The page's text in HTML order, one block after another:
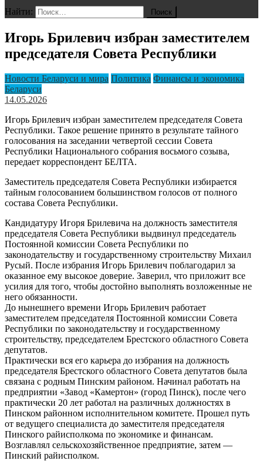
Найти:
Игорь Брилевич избран заместителем
председателя Совета Республики
Новости Беларуси и мира Политика Финансы и экономика
Беларуси
14.05.2026
Игорь Брилевич избран заместителем председателя Совета
Республики. Такое решение принято в результате тайного
голосования на заседании четвертой сессии Совета
Республики Национального собрания восьмого созыва,
передает корреспондент БЕЛТА.
Заместитель председателя Совета Республики избирается
тайным голосованием большинством голосов от полного
состава Совета Республики.
Кандидатуру Игоря Брилевича на должность заместителя
председателя Совета Республики выдвинул председатель
Постоянной комиссии Совета Республики по
законодательству и государственному строительству Михаил
Русый. После избрания Игорь Брилевич поблагодарил за
оказанное ему высокое доверие. Заверил, что приложит все
усилия для того, чтобы достойно выполнять возложенные не
него обязанности.
До нынешнего времени Игорь Брилевич работает
заместителем председателя Постоянной комиссии Совета
Республики по законодательству и государственному
строительству, председателем Брестского областного Совета
депутатов.
Практически вся его карьера до избрания на должность
председателя Брестского областного Совета депутатов была
связана с родным Пинским районом. Начинал работать на
предприятии «Завод «Камертон» (город Пинск), после чего
практически 20 лет работал на различных должностях в
Пинском районном исполнительном комитете. Прошел путь
от ведущего специалиста до заместителя председателя
Пинского райисполкома по экономике и финансам.
Возглавлял сельскохозяйственное предприятие, затем —
Пинский райисполком.